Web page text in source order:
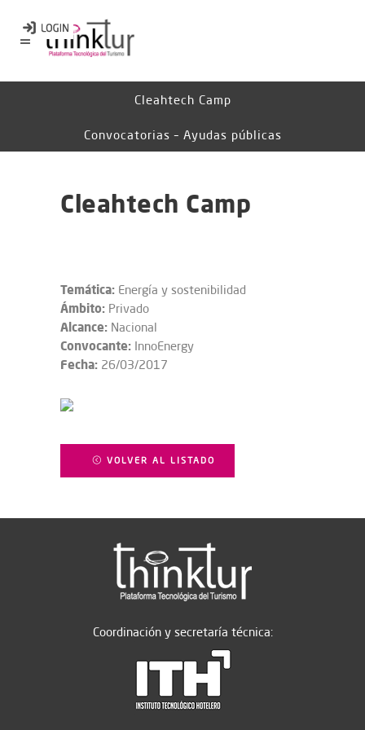
Cleahtech Camp
Convocatorias – Ayudas públicas
Cleahtech Camp
Temática: Energía y sostenibilidad
Ámbito: Privado
Alcance: Nacional
Convocante: InnoEnergy
Fecha: 26/03/2017
VOLVER AL LISTADO
Coordinación y secretaría técnica: